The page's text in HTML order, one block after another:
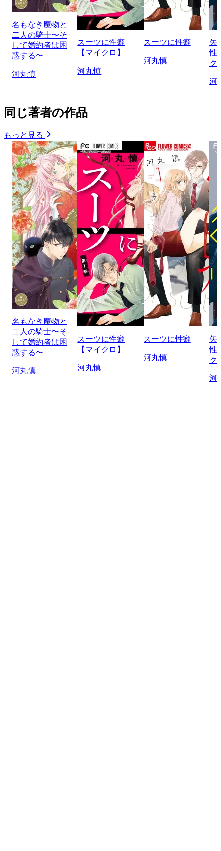
名もなき魔物と
二人の騎士〜そ
して婚約者は困
惑する〜
河丸慎
スーツに性癖
【マイクロ】
河丸慎
スーツに性癖
河丸慎
矢
性
ク
河
同じ著者の作品
もっと見る
名もなき魔物と
二人の騎士〜そ
して婚約者は困
惑する〜
河丸慎
スーツに性癖
【マイクロ】
河丸慎
スーツに性癖
河丸慎
矢
性
ク
河